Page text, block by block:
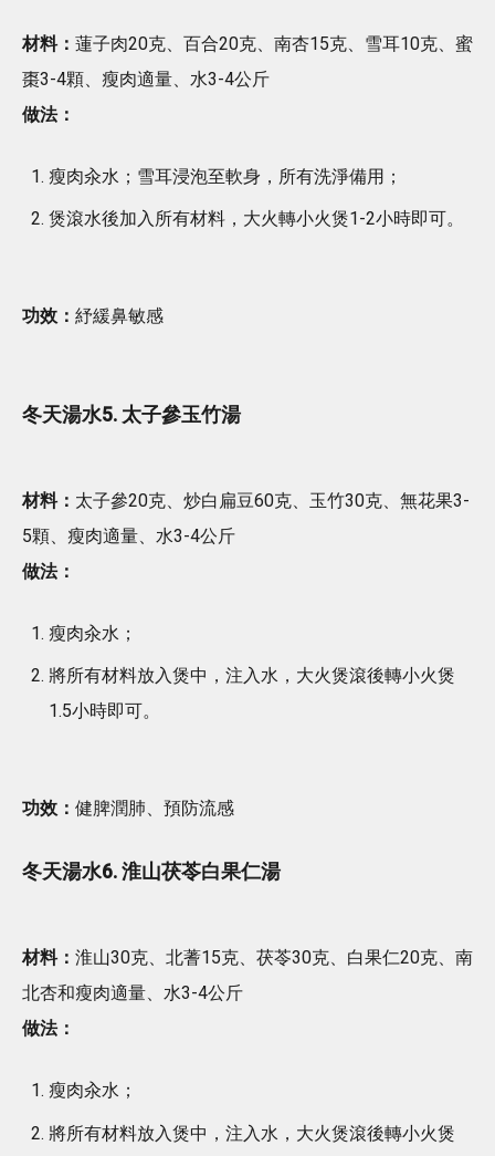
材料： 蓮子肉20克、百合20克、南杏15克、雪耳10克、蜜
棗3-4顆、瘦肉適量、水3-4公斤
做法：
瘦肉汆水；雪耳浸泡至軟身，所有洗淨備用；
煲滾水後加入所有材料，大火轉小火煲1-2小時即可。
功效： 紓緩鼻敏感
冬天湯水5. 太子參玉竹湯
材料： 太子參20克、炒白扁豆60克、玉竹30克、無花果3-
5顆、瘦肉適量、水3-4公斤
做法：
瘦肉汆水；
將所有材料放入煲中，注入水，大火煲滾後轉小火煲
1.5小時即可。
功效： 健脾潤肺、預防流感
冬天湯水6. 淮山茯苓白果仁湯
材料： 淮山30克、北蓍15克、茯苓30克、白果仁20克、南
北杏和瘦肉適量、水3-4公斤
做法：
瘦肉汆水；
將所有材料放入煲中，注入水，大火煲滾後轉小火煲